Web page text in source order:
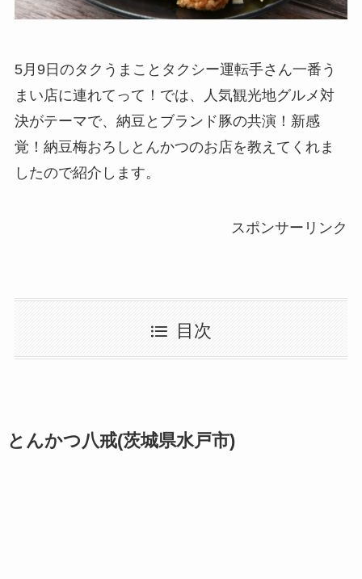
5月9日のタクうまことタクシー運転手さん一番う
まい店に連れてって！では、人気観光地グルメ対
決がテーマで、納豆とブランド豚の共演！新感
覚！納豆梅おろしとんかつのお店を教えてくれま
したので紹介します。
スポンサーリンク
目次
とんかつ八戒(茨城県水戸市)